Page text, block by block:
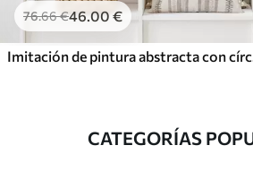
76.66€46.00 €
Imitación
CATEGORÍAS